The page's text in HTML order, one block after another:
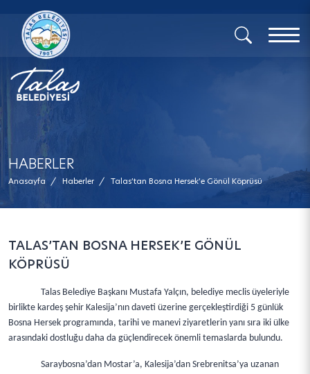
x
HABERLER
Anasayfa / Haberler / Talas’tan Bosna Hersek’e Gönül Köprüsü
TALAS’TAN BOSNA HERSEK’E GÖNÜL
KÖPRÜSÜ
Talas Belediye Başkanı Mustafa Yalçın, belediye meclis üyeleriyle
birlikte kardeş şehir Kalesija’nın daveti üzerine gerçekleştirdiği 5 günlük
Bosna Hersek programında, tarihi ve manevi ziyaretlerin yanı sıra iki ülke
arasındaki dostluğu daha da güçlendirecek önemli temaslarda bulundu.
Saraybosna’dan Mostar’a, Kalesija’dan Srebrenitsa’ya uzanan